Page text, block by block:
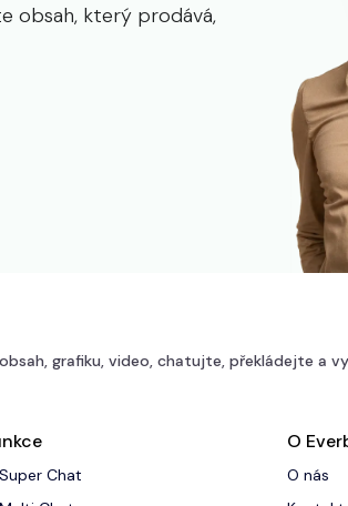
obsah, který prodává,
grafiku, video, chatujte, překládejte a
Chat
O
O nás